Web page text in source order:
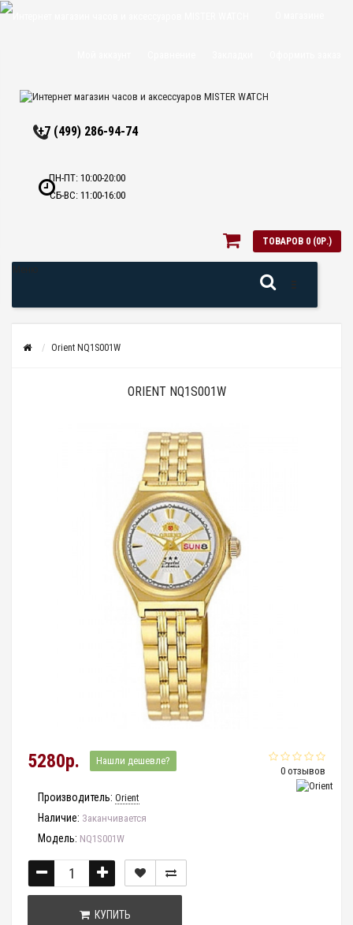
+7 (499) 286-94-74
ПН-ПТ: 10:00-20:00
СБ-ВС: 11:00-16:00
ТОВАРОВ 0 (0Р.)
Orient NQ1S001W
ORIENT NQ1S001W
0 отзывов
5280р. Нашли дешевле?
Производитель: Orient
Наличие: Заканчивается
Модель: NQ1S001W
КУПИТЬ